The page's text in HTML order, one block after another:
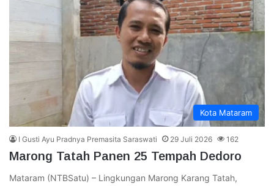
Kota Mataram
I Gusti Ayu Pradnya Premasita Saraswati 29 Juli 2026 162
Marong Tatah Panen 25 Tempah Dedoro
Mataram (NTBSatu) – Lingkungan Marong Karang Tatah,